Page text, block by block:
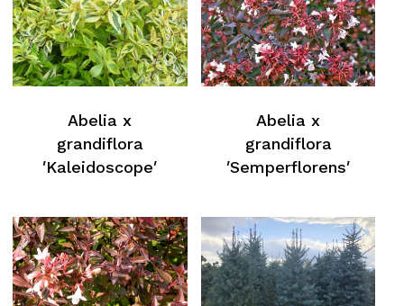
Abelia x
grandiflora
′Kaleidoscope′
Abelia x
grandiflora
′Semperflorens′